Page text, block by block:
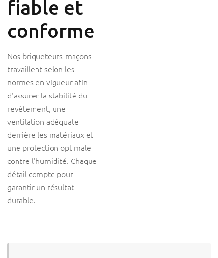
fiable et
conforme
Nos briqueteurs-maçons
travaillent selon les
normes en vigueur afin
d'assurer la stabilité du
revêtement, une
ventilation adéquate
derrière les matériaux et
une protection optimale
contre l'humidité. Chaque
détail compte pour
garantir un résultat
durable.